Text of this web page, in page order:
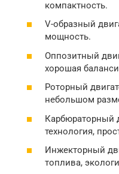
компактность.
V-образный
мощность.
Оппозитный
хорошая
Роторный
небольшом
Карбюраторный
технология,
Инжекторный
топлива,